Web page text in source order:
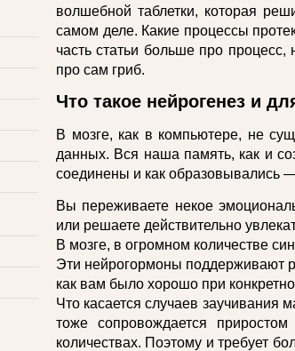
волшебной таблетки, которая
самом деле. Какие процессы
часть статьи больше про
про сам гриб.
Что такое нейрогенез и
В мозге, как в компьютере, не
данных. Вся наша память, как и
соединены и как образовывались
Вы переживаете некое
или решаете действительно
В мозге, в огромном количестве
Эти нейрогормоны поддерживают
как вам было хорошо при
Что касается случаев заучивания
тоже сопровождается
количествах. Поэтому и требует